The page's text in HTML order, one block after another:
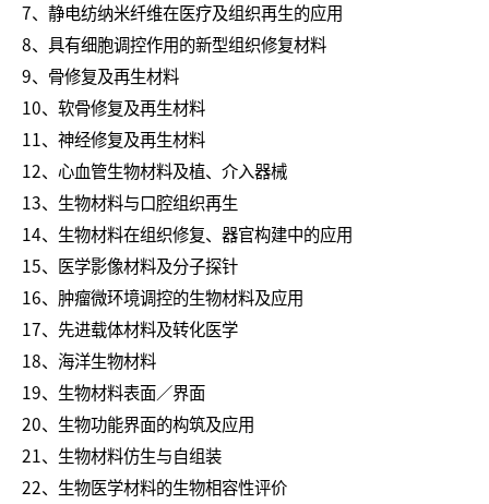
7、静电纺纳米纤维在医疗及组织再生的应用
8、具有细胞调控作用的新型组织修复材料
9、骨修复及再生材料
10、软骨修复及再生材料
11、神经修复及再生材料
12、心血管生物材料及植、介入器械
13、生物材料与口腔组织再生
14、生物材料在组织修复、器官构建中的应用
15、医学影像材料及分子探针
16、肿瘤微环境调控的生物材料及应用
17、先进载体材料及转化医学
18、海洋生物材料
19、生物材料表面／界面
20、生物功能界面的构筑及应用
21、生物材料仿生与自组装
22、生物医学材料的生物相容性评价